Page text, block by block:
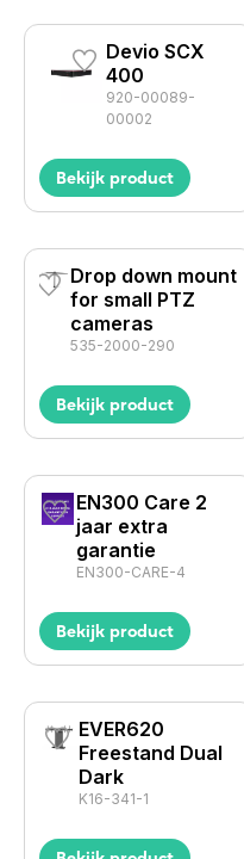
Devio SCX
400
920-00089-
00002
Bekijk product
Drop down mount
for small PTZ
cameras
535-2000-290
Bekijk product
EN300 Care 2
jaar extra
garantie
EN300-CARE-4
Bekijk product
EVER620
Freestand Dual
Dark
K16-341-1